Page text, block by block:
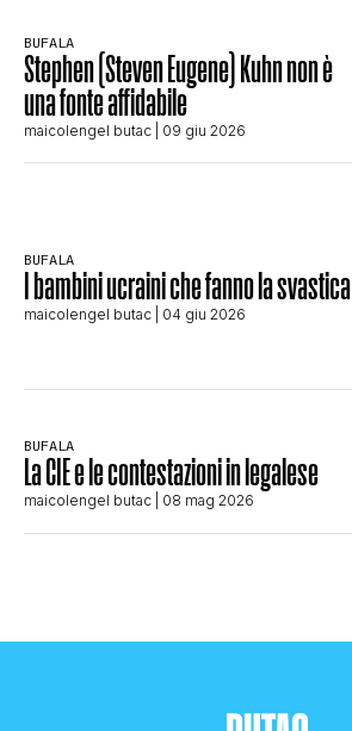
BUFALA
Stephen (Steven Eugene) Kuhn non è
una fonte affidabile
maicolengel butac | 09 giu 2026
BUFALA
I bambini ucraini che fanno la svastica
maicolengel butac | 04 giu 2026
BUFALA
La CIE e le contestazioni in legalese
maicolengel butac | 08 mag 2026